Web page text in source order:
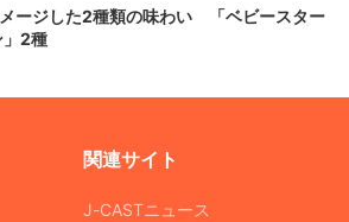
メージした2種類の味わい 「ベビースター
」2種
関連サイト
J-CASTニュース